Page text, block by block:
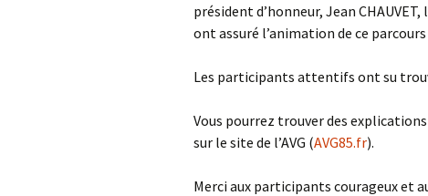
président d’honneur, Jean
ont assuré l’animation de ce
Les participants attentifs ont su
Vous pourrez trouver des
sur le site de l’AVG (AVG85.fr).
Merci aux participants courageux et